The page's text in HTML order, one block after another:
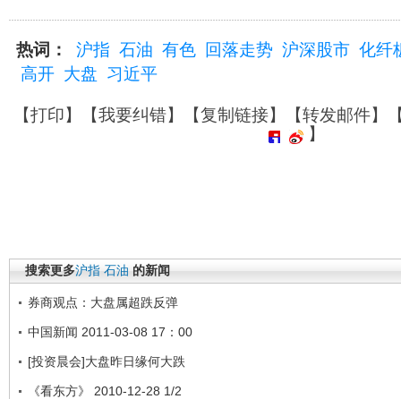
热词： 沪指 石油 有色 回落走势 沪深股市 化纤
高开 大盘 习近平
【打印】【我要纠错】【复制链接】【转发邮件】
】
搜索更多沪指 石油 的新闻
券商观点：大盘属超跌反弹
中国新闻 2011-03-08 17：00
[投资晨会]大盘昨日缘何大跌
《看东方》 2010-12-28 1/2